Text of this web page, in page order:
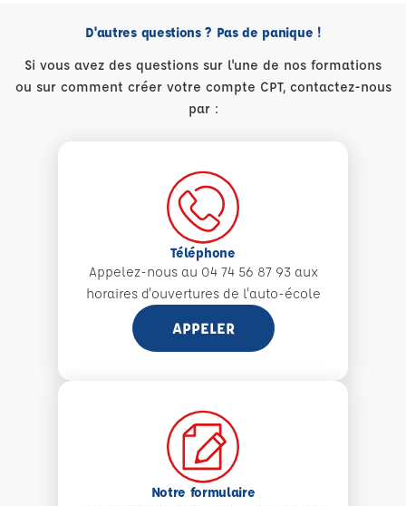
D'autres questions ? Pas de panique !
Si vous avez des questions sur l'une de nos formations
ou sur comment créer votre compte CPT, contactez-nous
par :
Téléphone
Appelez-nous au 04 74 56 87 93 aux
horaires d'ouvertures de l'auto-école
APPELER
Notre formulaire